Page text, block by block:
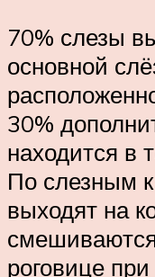
70% слезы
основной
30%
находится в
По слезным
выходят на
роговице